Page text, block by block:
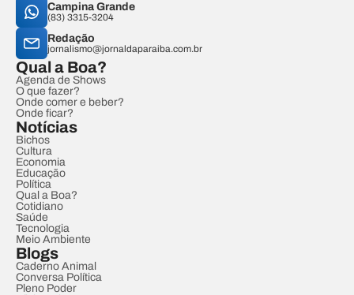
Campina Grande
(83) 3315-3204
Redação
jornalismo@jornaldaparaiba.com.br
Qual a Boa?
Agenda de Shows
O que fazer?
Onde comer e beber?
Onde ficar?
Notícias
Bichos
Cultura
Economia
Educação
Política
Qual a Boa?
Cotidiano
Saúde
Tecnologia
Meio Ambiente
Blogs
Caderno Animal
Conversa Política
Pleno Poder